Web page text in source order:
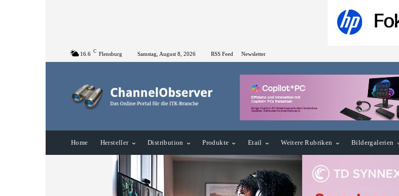
16.6 C Flensburg Samstag, August 8, 2026 RSS Feed Newsletter
Home Hersteller Distribution Produkte Etail Weitere Rubriken Bildergalerien